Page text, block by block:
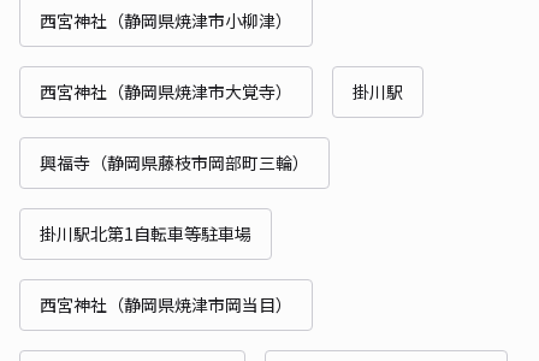
西宮神社（静岡県焼津市小柳津）
西宮神社（静岡県焼津市大覚寺） 掛川駅
興福寺（静岡県藤枝市岡部町三輪）
掛川駅北第1自転車等駐車場
西宮神社（静岡県焼津市岡当目）